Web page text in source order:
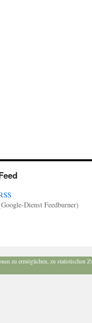
Dienst Feedburner)
zu ermöglichen, zu